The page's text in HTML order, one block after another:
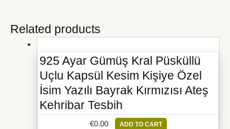
Related products
925 Ayar Gümüş Kral Püsküllü
Uçlu Kapsül Kesim Kişiye Özel
İsim Yazılı Bayrak Kırmızısı Ateş
Kehribar Tesbih
€0.00 ADD TO CART